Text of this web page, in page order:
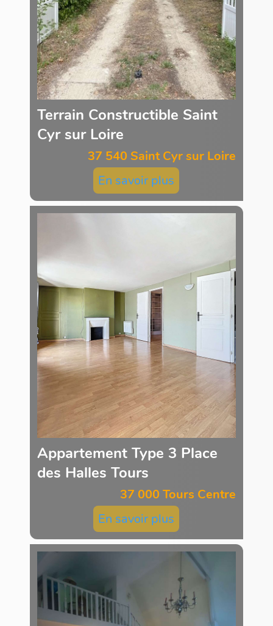
Terrain Constructible Saint
Cyr sur Loire
37 540 Saint Cyr sur Loire
En savoir plus
Appartement Type 3 Place
des Halles Tours
37 000 Tours Centre
En savoir plus